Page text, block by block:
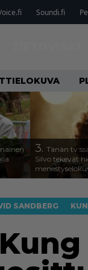
Soundi.fi
3. Tänän
Silvo tekevät
SANDBERG